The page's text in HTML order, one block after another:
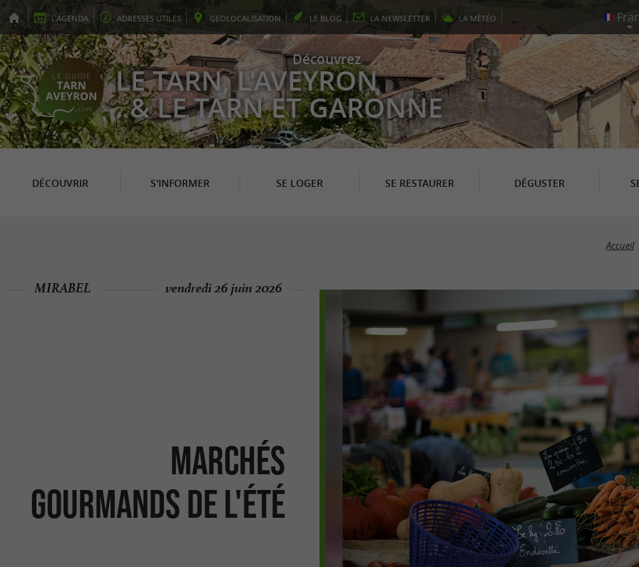
L'AGENDA ADRESSES UTILES GEOLOCALISATION LE BLOG LA NEWSLETTER LA MÉTÉO
Découvrez
LE TARN, L'AVEYRON
& LE TARN ET GARONNE
DÉCOUVRIR S'INFORMER SE LOGER SE RESTAURER DÉGUSTER
Accueil
Marchés
gourmands de l'été
MIRABEL vendredi 26 juin 2026